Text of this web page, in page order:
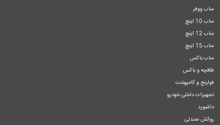
ساب ووفر
ساب 10 اینچ
ساب 12 اینچ
ساب 15 اینچ
ساب باکس
طاقچه و باکس
فولرنج و کامپوننت
تجهیزات داخلی خودرو
داشبورد
روکش صندلی